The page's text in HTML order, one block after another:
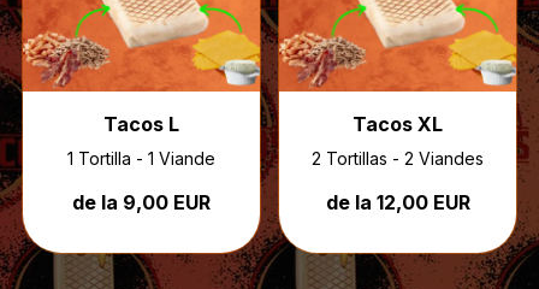
Tacos L
1 Tortilla - 1 Viande
de la 9,00 EUR
Tacos XL
2 Tortillas - 2 Viandes
de la 12,00 EUR